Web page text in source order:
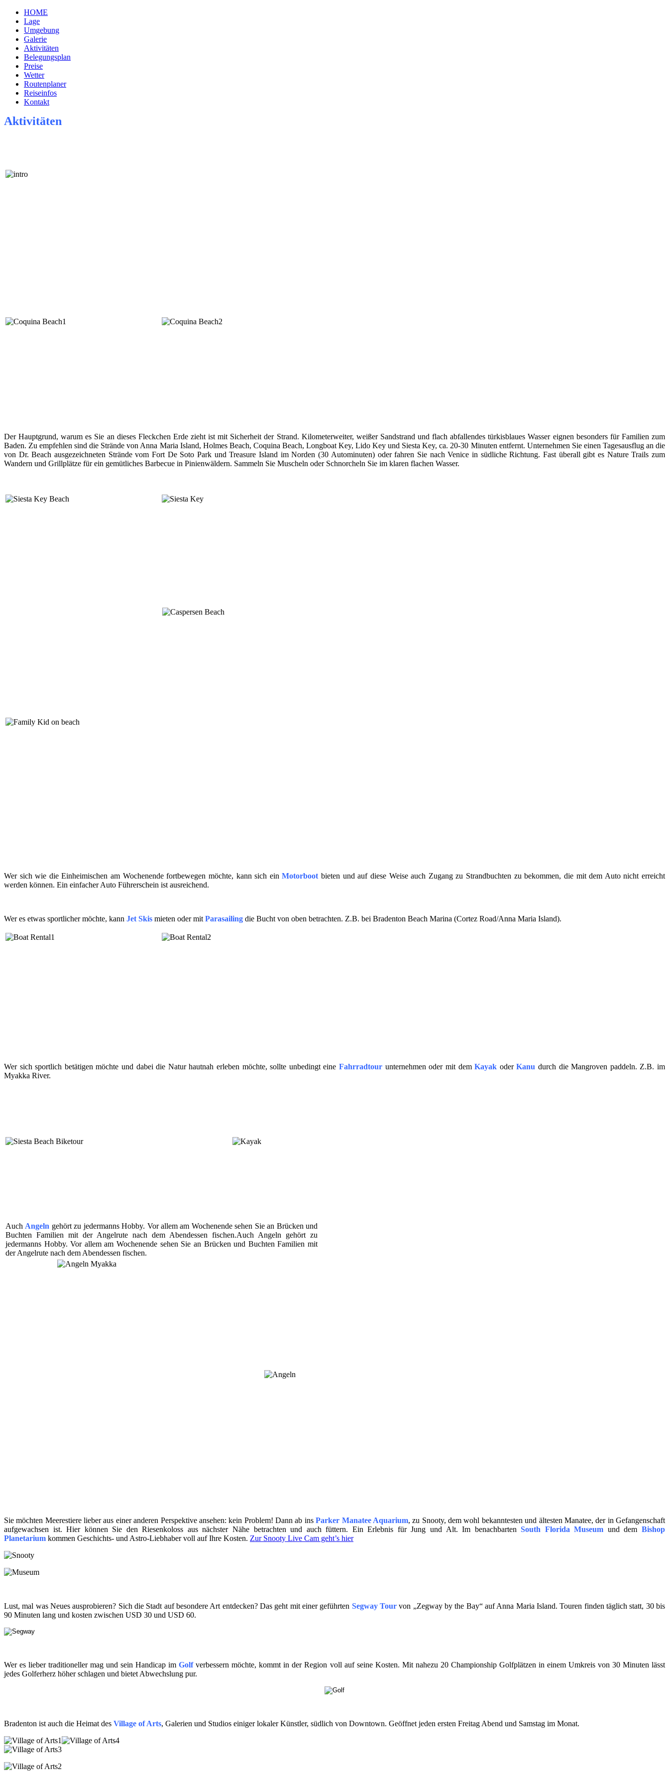
HOME
Lage
Umgebung
Galerie
Aktivitäten
Belegungsplan
Preise
Wetter
Routenplaner
Reiseinfos
Kontakt
Aktivitäten
Der Hauptgrund, warum es Sie an dieses Fleckchen Erde zieht ist mit Sicherheit der Strand. Kilometerweiter, weißer Sandstrand und flach abfallendes türkisblaues Wasser eignen besonders für Familien zum
Baden. Zu empfehlen sind die Strände von Anna Maria Island, Holmes Beach, Coquina Beach, Longboat Key, Lido Key und Siesta Key, ca. 20-30 Minuten entfernt. Unternehmen Sie einen Tagesausflug an die
von Dr. Beach ausgezeichneten Strände vom Fort De Soto Park und Treasure Island im Norden (30 Autominuten) oder fahren Sie nach Venice in südliche Richtung. Fast überall gibt es Nature Trails zum
Wandern und Grillplätze für ein gemütliches Barbecue in Pinienwäldern. Sammeln Sie Muscheln oder Schnorcheln Sie im klaren flachen Wasser.
Wer sich wie die Einheimischen am Wochenende fortbewegen möchte, kann sich einMotorboot bieten und auf diese Weise auch Zugang zu Strandbuchten zu bekommen, die mit dem Auto nicht erreicht
werden können. Ein einfacher Auto Führerschein ist ausreichend.
Wer es etwas sportlicher möchte, kann Jet Skis mieten oder mit Parasailing die Bucht von oben betrachten. Z.B. bei Bradenton Beach Marina (Cortez Road/Anna Maria Island).
Wer sich sportlich betätigen möchte und dabei die Natur hautnah erleben möchte, sollte unbedingt eineFahrradtour unternehmen oder mit demKayak oderKanu durch die Mangroven paddeln. Z.B. im
Myakka River.
Auch Angeln gehört zu jedermanns Hobby. Vor allem am Wochenende sehen Sie an Brücken und
Buchten Familien mit der Angelrute nach dem Abendessen fischen.Auch Angeln gehört zu
jedermanns Hobby. Vor allem am Wochenende sehen Sie an Brücken und Buchten Familien mit
der Angelrute nach dem Abendessen fischen.
Sie möchten Meerestiere lieber aus einer anderen Perspektive ansehen: kein Problem! Dann ab insParker Manatee Aquarium, zu Snooty, dem wohl bekanntesten und ältesten Manatee, der in Gefangenschaft
aufgewachsen ist. Hier können Sie den Riesenkoloss aus nächster Nähe betrachten und auch füttern. Ein Erlebnis für Jung und Alt. Im benachbartenSouth Florida Museum und demBishop
Planetarium kommen Geschichts- und Astro-Liebhaber voll auf Ihre Kosten. Zur Snooty Live Cam geht’s hier
Lust, mal was Neues ausprobieren? Sich die Stadt auf besondere Art entdecken? Das geht mit einer geführten Segway Tour von „Zegway by the Bay“ auf Anna Maria Island. Touren finden täglich statt, 30 bis
90 Minuten lang und kosten zwischen USD 30 und USD 60.
Wer es lieber traditioneller mag und sein Handicap imGolfverbessern möchte, kommt in der Region voll auf seine Kosten. Mit nahezu 20 Championship Golfplätzen in einem Umkreis von 30 Minuten lässt
jedes Golferherz höher schlagen und bietet Abwechslung pur.
Bradenton ist auch die Heimat des Village of Arts, Galerien und Studios einiger lokaler Künstler, südlich von Downtown. Geöffnet jeden ersten Freitag Abend und Samstag im Monat.